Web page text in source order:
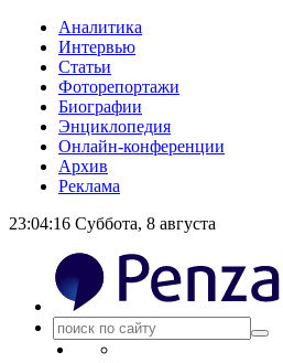
Аналитика
Интервью
Статьи
Фоторепортажи
Биографии
Энциклопедия
Онлайн-конференции
Архив
Реклама
23:04:17 Суббота, 8 августа